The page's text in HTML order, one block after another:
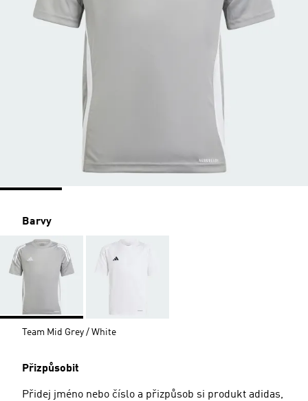
Barvy
Team Mid Grey / White
Přizpůsobit
Přidej jméno nebo číslo a přizpůsob si produkt adidas,